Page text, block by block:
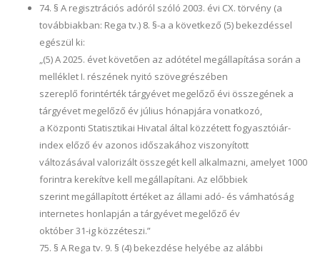
74. § A regisztrációs adóról szóló 2003. évi CX. törvény (a
továbbiakban: Rega tv.) 8. §-a a következő (5) bekezdéssel
egészül ki:
„(5) A 2025. évet követően az adótétel megállapítása során a
melléklet I. részének nyitó szövegrészében
szereplő forintérték tárgyévet megelőző évi összegének a
tárgyévet megelőző év július hónapjára vonatkozó,
a Központi Statisztikai Hivatal által közzétett fogyasztóiár-
index előző év azonos időszakához viszonyított
változásával valorizált összegét kell alkalmazni, amelyet 1000
forintra kerekítve kell megállapítani. Az előbbiek
szerint megállapított értéket az állami adó- és vámhatóság
internetes honlapján a tárgyévet megelőző év
október 31-ig közzéteszi.”
75. § A Rega tv. 9. § (4) bekezdése helyébe az alábbi